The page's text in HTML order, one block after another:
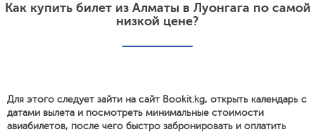
Как купить билет из Алматы в Луонгага по самой
низкой цене?
Для этого следует зайти на сайт Bookit.kg, открыть календарь с
датами вылета и посмотреть минимальные стоимости
авиабилетов, после чего быстро забронировать и оплатить